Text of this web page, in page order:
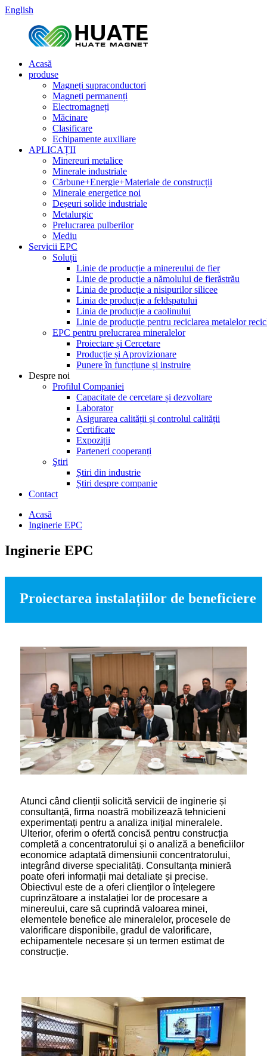
English
Acasă
produse
Magneți supraconductori
Magneți permanenți
Electromagneți
Măcinare
Clasificare
Echipamente auxiliare
APLICAȚII
Minereuri metalice
Minerale industriale
Cărbune+Energie+Materiale de construcții
Minerale energetice noi
Deșeuri solide industriale
Metalurgic
Prelucrarea pulberilor
Mediu
Servicii EPC
Soluții
Linie de producție a minereului de fier
Linie de producție a nămolului de fierăstrău
Linia de producție a nisipurilor silicee
Linia de producție a feldspatului
Linia de producție a caolinului
Linie de producție pentru reciclarea metalelor
EPC pentru prelucrarea mineralelor
Proiectare și Cercetare
Producție și Aprovizionare
Punere în funcțiune și instruire
Despre noi
Profilul Companiei
Capacitate de cercetare și dezvoltare
Laborator
Asigurarea calității și controlul calității
Certificate
Expoziții
Parteneri cooperanți
Ştiri
Știri din industrie
Știri despre companie
Contact
Acasă
Inginerie EPC
Inginerie EPC
Proiectarea instalațiilor de beneficiere
Atunci când clienții solicită servicii de inginerie și
consultanță, firma noastră mobilizează tehnicieni
experimentați pentru a analiza inițial mineralele.
Ulterior, oferim o ofertă concisă pentru construcția
completă a concentratorului și o analiză a beneficiilor
economice adaptată dimensiunii concentratorului,
integrând diverse specialități. Consultanța minieră
poate oferi informații mai detaliate și precise.
Obiectivul este de a oferi clienților o înțelegere
cuprinzătoare a instalației lor de procesare a
minereului, care să cuprindă valoarea minei,
elementele benefice ale mineralelor, procesele de
valorificare disponibile, gradul de valorificare,
echipamentele necesare și un termen estimat de
construcție.